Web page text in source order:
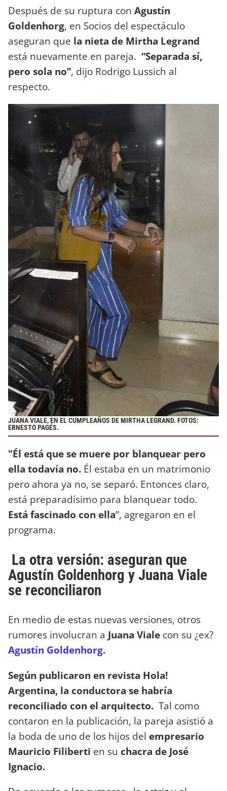
Después de su ruptura con Agustín
Goldenhorg, en Socios del espectáculo
aseguran que la nieta de Mirtha Legrand
está nuevamente en pareja. “Separada sí,
pero sola no”, dijo Rodrigo Lussich al
respecto.
JUANA VIALE, EN EL CUMPLEAÑOS DE MIRTHA LEGRAND. FOTOS:
ERNESTO PAGÉS.
"Él está que se muere por blanquear pero
ella todavía no. Él estaba en un matrimonio
pero ahora ya no, se separó. Entonces claro,
está preparadísimo para blanquear todo.
Está fascinado con ella”, agregaron en el
programa.
La otra versión: aseguran que
Agustín Goldenhorg y Juana Viale
se reconciliaron
En medio de estas nuevas versiones, otros
rumores involucran a Juana Viale con su ¿ex?
Agustín Goldenhorg.
Según publicaron en revista Hola!
Argentina, la conductora se habría
reconciliado con el arquitecto. Tal como
contaron en la publicación, la pareja asistió a
la boda de uno de los hijos del empresario
Mauricio Filiberti en su chacra de José
Ignacio.